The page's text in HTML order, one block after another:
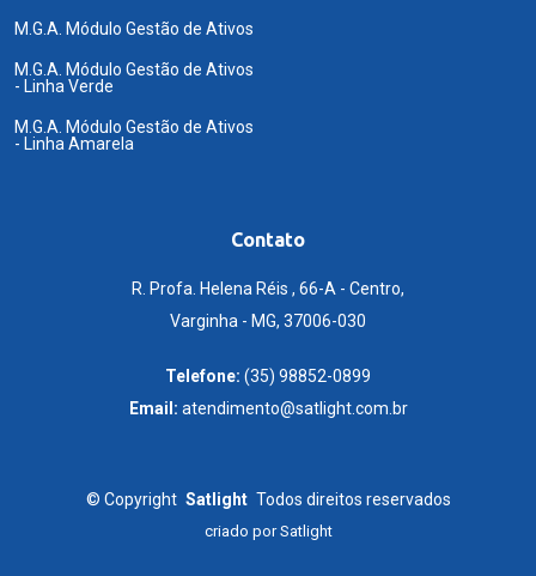
M.G.A. Módulo Gestão de Ativos
M.G.A. Módulo Gestão de Ativos
- Linha Verde
M.G.A. Módulo Gestão de Ativos
- Linha Amarela
Contato
R. Profa. Helena Réis , 66-A - Centro,
Varginha - MG, 37006-030
Telefone: (35) 98852-0899
Email: atendimento@satlight.com.br
© Copyright Satlight Todos direitos reservados
criado porSatlight